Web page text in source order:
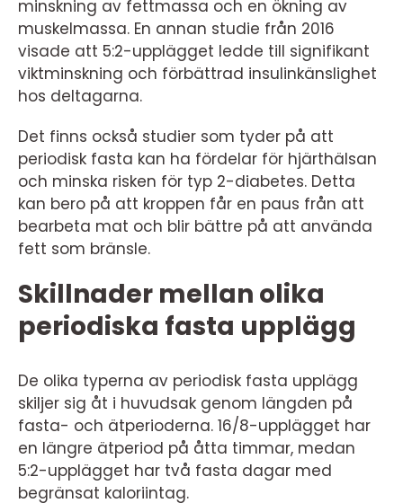
minskning av fettmassa och en ökning av
muskelmassa. En annan studie från 2016
visade att 5:2-upplägget ledde till signifikant
viktminskning och förbättrad insulinkänslighet
hos deltagarna.
Det finns också studier som tyder på att
periodisk fasta kan ha fördelar för hjärthälsan
och minska risken för typ 2-diabetes. Detta
kan bero på att kroppen får en paus från att
bearbeta mat och blir bättre på att använda
fett som bränsle.
Skillnader mellan olika
periodiska fasta upplägg
De olika typerna av periodisk fasta upplägg
skiljer sig åt i huvudsak genom längden på
fasta- och ätperioderna. 16/8-upplägget har
en längre ätperiod på åtta timmar, medan
5:2-upplägget har två fasta dagar med
begränsat kaloriintag.